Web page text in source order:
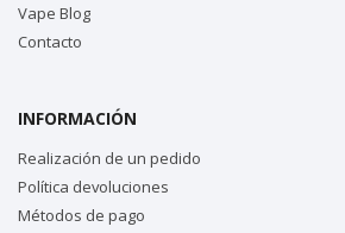
Vape Blog
Contacto
INFORMACIÓN
Realización de un pedido
Política devoluciones
Métodos de pago